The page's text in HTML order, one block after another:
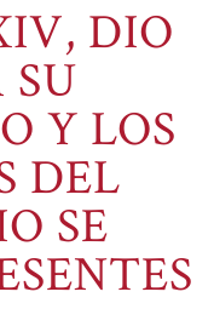
DIO
Y LOS
DEL
SE